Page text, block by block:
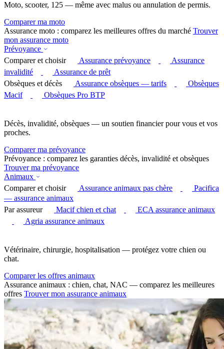
Moto, scooter, 125 — même avec malus ou annulation de permis.
Comparer ma moto
Assurance moto : comparez les meilleures offres du marché Trouver
mon assurance moto
Prévoyance
Comparer et choisir
Assurance prévoyance
Assurance
invalidité
Assurance de prêt
Obsèques et décès
Assurance obsèques — tarifs
Obsèques
Macif
Obsèques Pro BTP
Décès, invalidité, obsèques — un soutien financier pour vous et vos
proches.
Comparer ma prévoyance
Prévoyance : comparez les garanties décès, invalidité et obsèques
Trouver ma prévoyance
Animaux
Comparer et choisir
Assurance animaux pas chère
Pacifica
— assurance animaux
Par assureur
Macif chien et chat
ECA assurance animaux
Agria assurance animaux
Vétérinaire, chirurgie, hospitalisation — protégez votre chien ou
chat.
Comparer les offres animaux
Assurance animaux : chien, chat, NAC — comparez les meilleures
offres Trouver mon assurance animaux